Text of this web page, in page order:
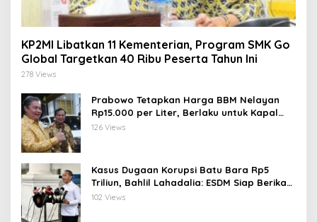
KP2MI Libatkan 11 Kementerian, Program SMK Go
Global Targetkan 40 Ribu Peserta Tahun Ini
278 Views
Prabowo Tetapkan Harga BBM Nelayan
Rp15.000 per Liter, Berlaku untuk Kapal
30-200 GT
126 Views
Kasus Dugaan Korupsi Batu Bara Rp5
Triliun, Bahlil Lahadalia: ESDM Siap Berikan
Data
102 Views